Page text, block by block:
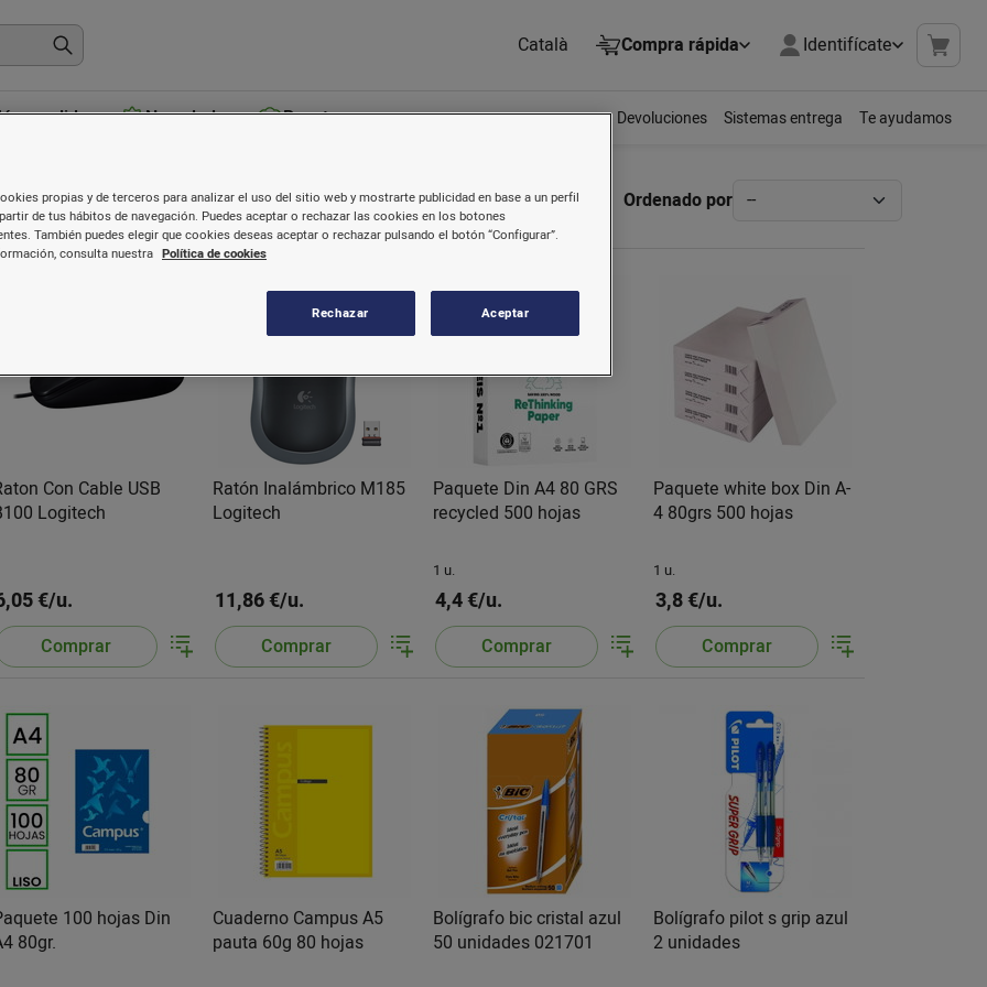
Català Compra rápida Identifícate
vendidos Novedades Recetas Devoluciones Sistemas entrega Te ayudamos
y papelería Ordenado por
Con Cable USB
Logitech
€/u.
Comprar
Ratón Inalámbrico M185
Logitech
11,86 €/u.
Comprar
Paquete Din A4 80 GRS
recycled 500 hojas
1 u.
4,4 €/u.
Comprar
Paquete white box Din A-
4 80grs 500 hojas
1 u.
3,8 €/u.
Comprar
100 hojas Din
80gr.
Cuaderno Campus A5
pauta 60g 80 hojas
Bolígrafo bic cristal azul
50 unidades 021701
Bolígrafo pilot s grip azul
2 unidades
propias y de terceros para analizar el uso del sitio web y mostrarte publicidad en base a un perfil
de tus hábitos de navegación. Puedes aceptar o rechazar las cookies en los botones
También puedes elegir que cookies deseas aceptar o rechazar pulsando el botón “Configurar”.
consulta nuestra Política de cookies
Rechazar Aceptar